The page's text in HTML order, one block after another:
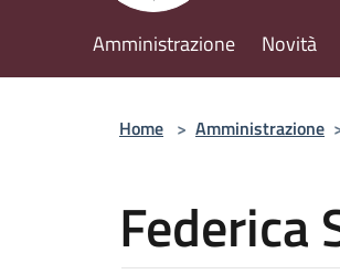
Amministrazione Novità
Home > Amministrazione
Federica